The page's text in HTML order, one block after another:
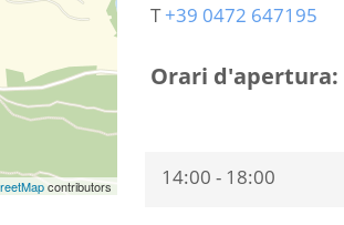
contributors
T+39 0472 647195
Orari d'apertura:
14:00 - 18:00